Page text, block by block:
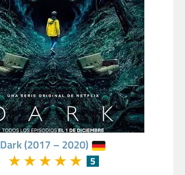
Dark (2017 – 2020)
★★★★★ 5